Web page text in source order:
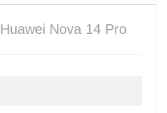
Huawei Nova 14 Pro